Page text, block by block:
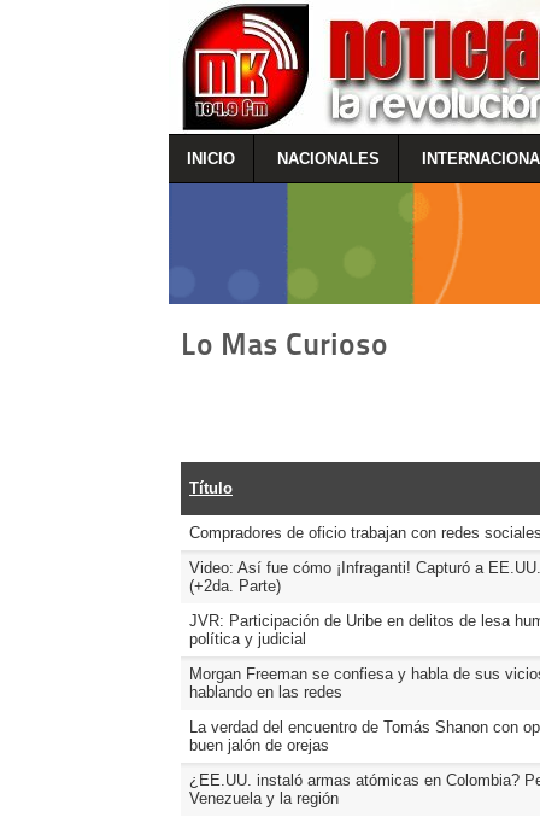
INICIO NACIONALES
Lo Mas Curioso
Título
Compradores de oficio trabajan con redes
Video: Así fue cómo ¡Infraganti! Capturó a
(+2da. Parte)
JVR: Participación de Uribe en delitos de lesa
política y judicial
Morgan Freeman se confiesa y habla de sus
hablando en las redes
La verdad del encuentro de Tomás Shanon con
buen jalón de orejas
¿EE.UU. instaló armas atómicas en Colombia?
Venezuela y la región